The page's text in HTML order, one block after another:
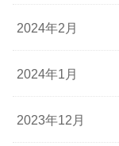
2024年2月
2024年1月
2023年12月